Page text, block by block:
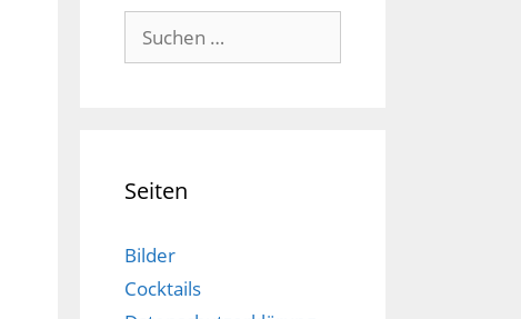
Suchen
nach:
Seiten
Bilder
Cocktails